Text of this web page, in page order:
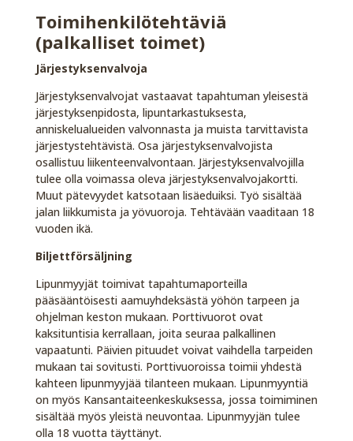
Toimihenkilötehtäviä
(palkalliset toimet)
Järjestyksenvalvoja
Järjestyksenvalvojat vastaavat tapahtuman yleisestä
järjestyksenpidosta, lipuntarkastuksesta,
anniskelualueiden valvonnasta ja muista tarvittavista
järjestystehtävistä. Osa järjestyksenvalvojista
osallistuu liikenteenvalvontaan. Järjestyksenvalvojilla
tulee olla voimassa oleva järjestyksenvalvojakortti.
Muut pätevyydet katsotaan lisäeduiksi. Työ sisältää
jalan liikkumista ja yövuoroja. Tehtävään vaaditaan 18
vuoden ikä.
Biljettförsäljning
Lipunmyyjät toimivat tapahtumaporteilla
pääsääntöisesti aamuyhdeksästä yöhön tarpeen ja
ohjelman keston mukaan. Porttivuorot ovat
kaksituntisia kerrallaan, joita seuraa palkallinen
vapaatunti. Päivien pituudet voivat vaihdella tarpeiden
mukaan tai sovitusti. Porttivuoroissa toimii yhdestä
kahteen lipunmyyjää tilanteen mukaan. Lipunmyyntiä
on myös Kansantaiteenkeskuksessa, jossa toimiminen
sisältää myös yleistä neuvontaa. Lipunmyyjän tulee
olla 18 vuotta täyttänyt.